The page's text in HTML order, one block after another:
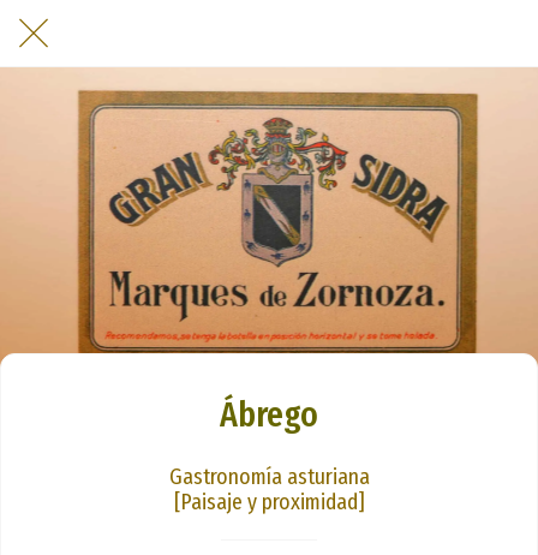
Ábrego
Gastronomía asturiana
[Paisaje y proximidad]